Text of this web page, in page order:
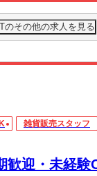
のその他の求人を見る
雑貨販売スタッフ
迎・未経